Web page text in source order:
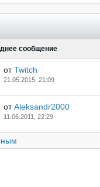
сообщение
отTwitch
21.05.2015, 21:09
отAleksandr2000
11.06.2011, 22:29